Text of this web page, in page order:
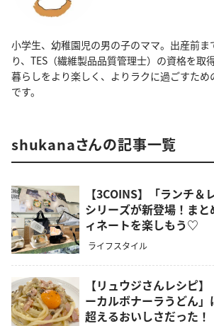
小学生、幼稚園児の男の子のママ。出産前ま
り、TES（繊維製品品質管理士）の資格を取得
暮らしをより楽しく、よりラクに過ごすため
です。
shukanaさんの記事一覧
【3COINS】「ランチ＆
シリーズが新登場！ま
ィネートを楽しもう♡
ライフスタイル
【リュウジさんレシピ
ーカルボナーラうどん
超えるおいしさだった！